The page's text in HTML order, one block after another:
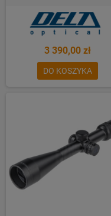
3 390,00 zł
DO KOSZYKA